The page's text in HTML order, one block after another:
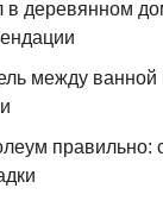
в деревянном
между ванной
правильно: